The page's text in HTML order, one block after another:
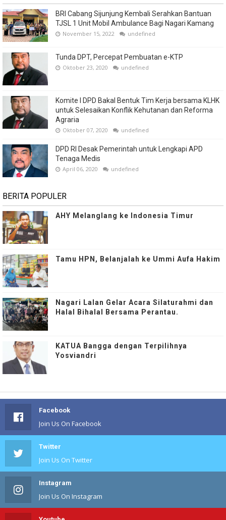
BRI Cabang Sijunjung Kembali Serahkan Bantuan
TJSL 1 Unit Mobil Ambulance Bagi Nagari Kamang
November 15, 2022 undefined
Tunda DPT, Percepat Pembuatan e-KTP
Oktober 23, 2020 undefined
Komite I DPD Bakal Bentuk Tim Kerja bersama KLHK
untuk Selesaikan Konflik Kehutanan dan Reforma
Agraria
Oktober 07, 2020 undefined
DPD RI Desak Pemerintah untuk Lengkapi APD
Tenaga Medis
April 06, 2020 undefined
BERITA POPULER
AHY Melanglang ke Indonesia Timur
Tamu HPN, Belanjalah ke Ummi Aufa Hakim
Nagari Lalan Gelar Acara Silaturahmi dan
Halal Bihalal Bersama Perantau.
KATUA Bangga dengan Terpilihnya
Yosviandri
Facebook
Join Us On Facebook
Twitter
Join Us On Twitter
Instagram
Join Us On Instagram